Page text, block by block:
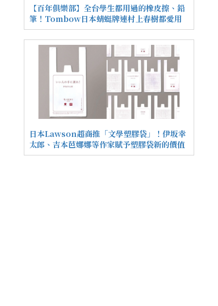
【百年俱樂部】全台學生都用過的橡皮擦、鉛
筆！Tombow日本蜻蜓牌連村上春樹都愛用
日本Lawson超商推「文學塑膠袋」！伊坂幸
太郎、吉本芭娜娜等作家賦予塑膠袋新的價值